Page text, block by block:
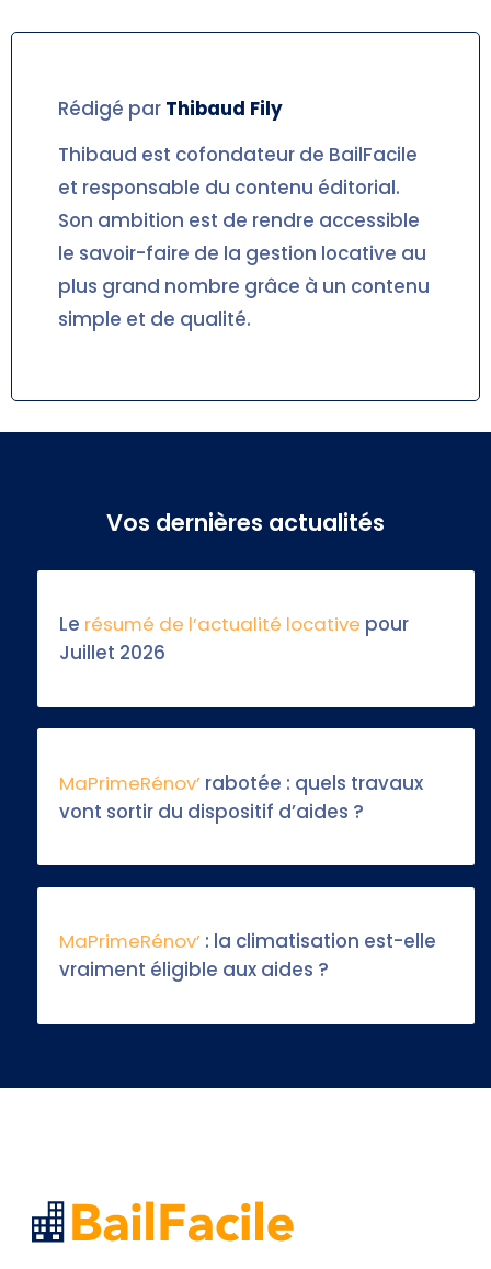
Rédigé par Thibaud Fily
Thibaud est cofondateur de BailFacile
et responsable du contenu éditorial.
Son ambition est de rendre accessible
le savoir-faire de la gestion locative au
plus grand nombre grâce à un contenu
simple et de qualité.
Vos dernières actualités
Le résumé de l’actualité locative pour
Juillet 2026
MaPrimeRénov’ rabotée : quels travaux
vont sortir du dispositif d’aides ?
MaPrimeRénov’ : la climatisation est-elle
vraiment éligible aux aides ?